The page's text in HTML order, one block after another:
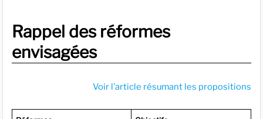
Rappel des réformes
envisagées
Voir l’article résumant les propositions